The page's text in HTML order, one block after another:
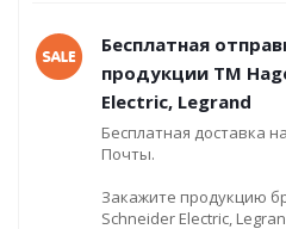
Бесплатная
продукции ТМ
Electric, Legrand
Бесплатная доставка
Почты.
Закажите продукцию
Schneider Electric,